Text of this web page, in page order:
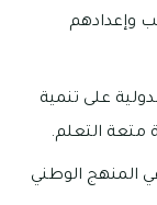
وإعدادهم
على تنمية
متعة التعلم.
المنهج الوطني